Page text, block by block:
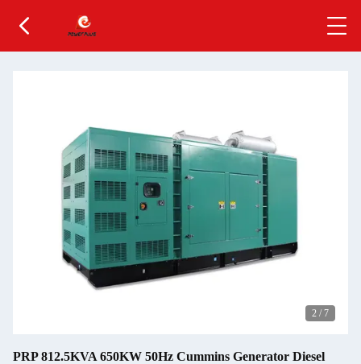
2 / 7
PRP 812.5KVA 650KW 50Hz Cummins Generator Diesel